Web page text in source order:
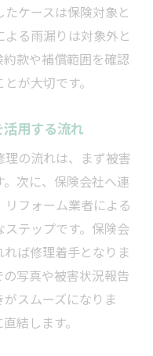
ケースは保険対象と
る雨漏りは対象外と
款や補償範囲を確認
が大切です。
用する流れ
の流れは、まず被害
次に、保険会社へ連
フォーム業者による
テップです。保険会
ば修理着手となりま
写真や被害状況報告
スムーズになりま
結します。